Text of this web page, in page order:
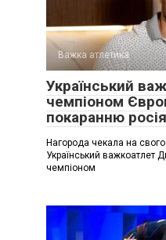
Важка атлетика
Український
чемпіоном
покаранню
Нагорода чекала на
Український важкоатлет
чемпіоном